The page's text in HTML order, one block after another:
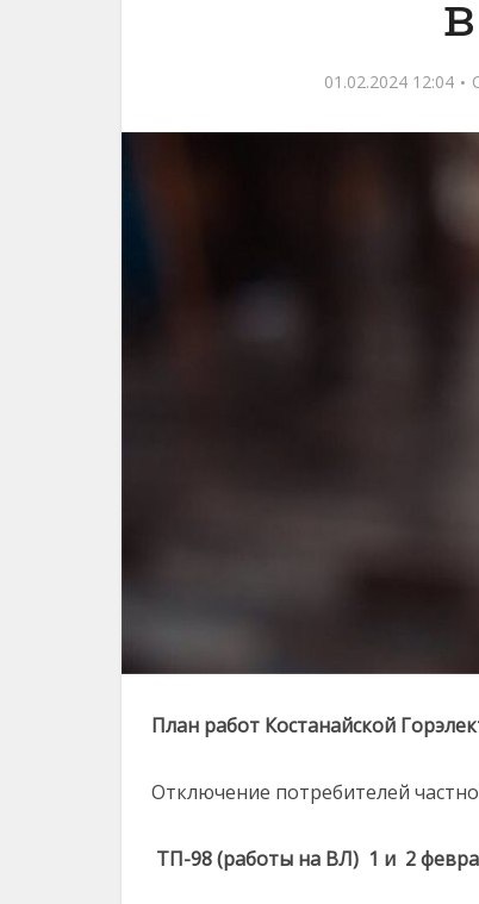
01.02.2024 12:04
План работ Костанайской
Отключение потребителей
ТП-98 (работы на ВЛ) 1 и 2